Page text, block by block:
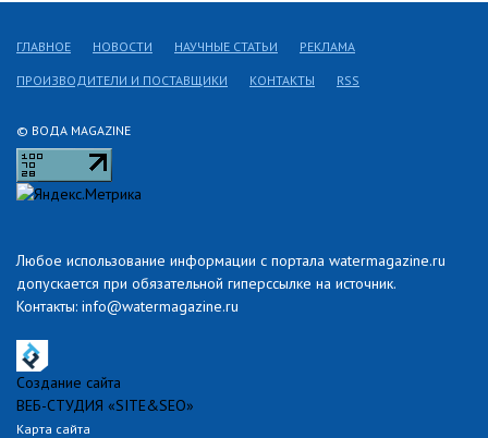
© ВОДА MAGAZINE
Любое использование информации с портала watermagazine.ru
допускается при обязательной гиперссылке на источник.
Контакты: info@watermagazine.ru
ГЛАВНОЕ НОВОСТИ НАУЧНЫЕ СТАТЬИ РЕКЛАМА
ПРОИЗВОДИТЕЛИ И ПОСТАВЩИКИ КОНТАКТЫ RSS
Создание сайта
ВЕБ-СТУДИЯ «SITE&SEO»
Карта сайта